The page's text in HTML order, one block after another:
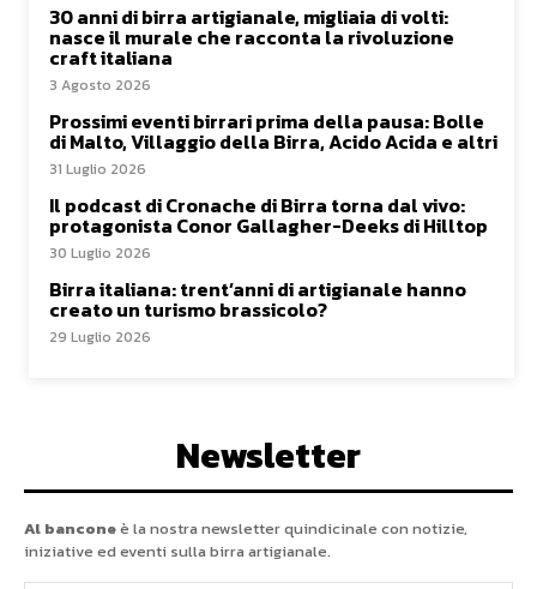
30 anni di birra artigianale, migliaia di volti:
nasce il murale che racconta la rivoluzione
craft italiana
3 Agosto 2026
Prossimi eventi birrari prima della pausa: Bolle
di Malto, Villaggio della Birra, Acido Acida e altri
31 Luglio 2026
Il podcast di Cronache di Birra torna dal vivo:
protagonista Conor Gallagher-Deeks di Hilltop
30 Luglio 2026
Birra italiana: trent’anni di artigianale hanno
creato un turismo brassicolo?
29 Luglio 2026
Newsletter
Al banconeè la nostra newsletter quindicinale con notizie,
iniziative ed eventi sulla birra artigianale.